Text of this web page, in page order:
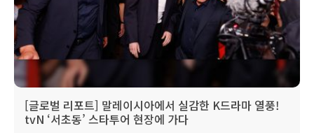
[글로벌 리포트] 말레이시아에서 실감한 K드라마 열풍!
tvN ‘서초동’ 스타투어 현장에 가다